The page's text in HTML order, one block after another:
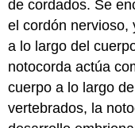
de cordados. Se
el cordón nervioso,
a lo largo del
notocorda actúa
cuerpo a lo largo
vertebrados, la